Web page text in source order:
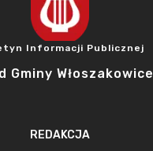
Informacji Publicznej
Gminy Włoszakowice
REDAKCJA